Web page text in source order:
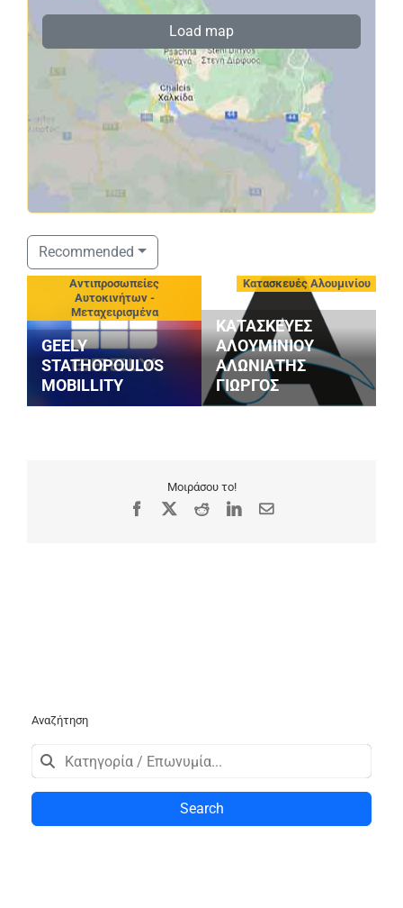
Load map
Recommended
Αντιπροσωπείες
Αυτοκινήτων -
Μεταχειρισμένα
GEELY
STATHOPOULOS
MOBILLITY
Κατασκευές Αλουμινίου
ΚΑΤΑΣΚΕΥΕΣ
ΑΛΟΥΜΙΝΙΟΥ
ΑΛΩΝΙΑΤΗΣ
ΓΙΩΡΓΟΣ
Μοιράσου το!
Facebook RedditLinkedIn
Email
Αναζήτηση
Search